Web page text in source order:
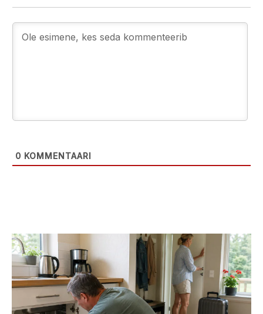
0 KOMMENTAARI